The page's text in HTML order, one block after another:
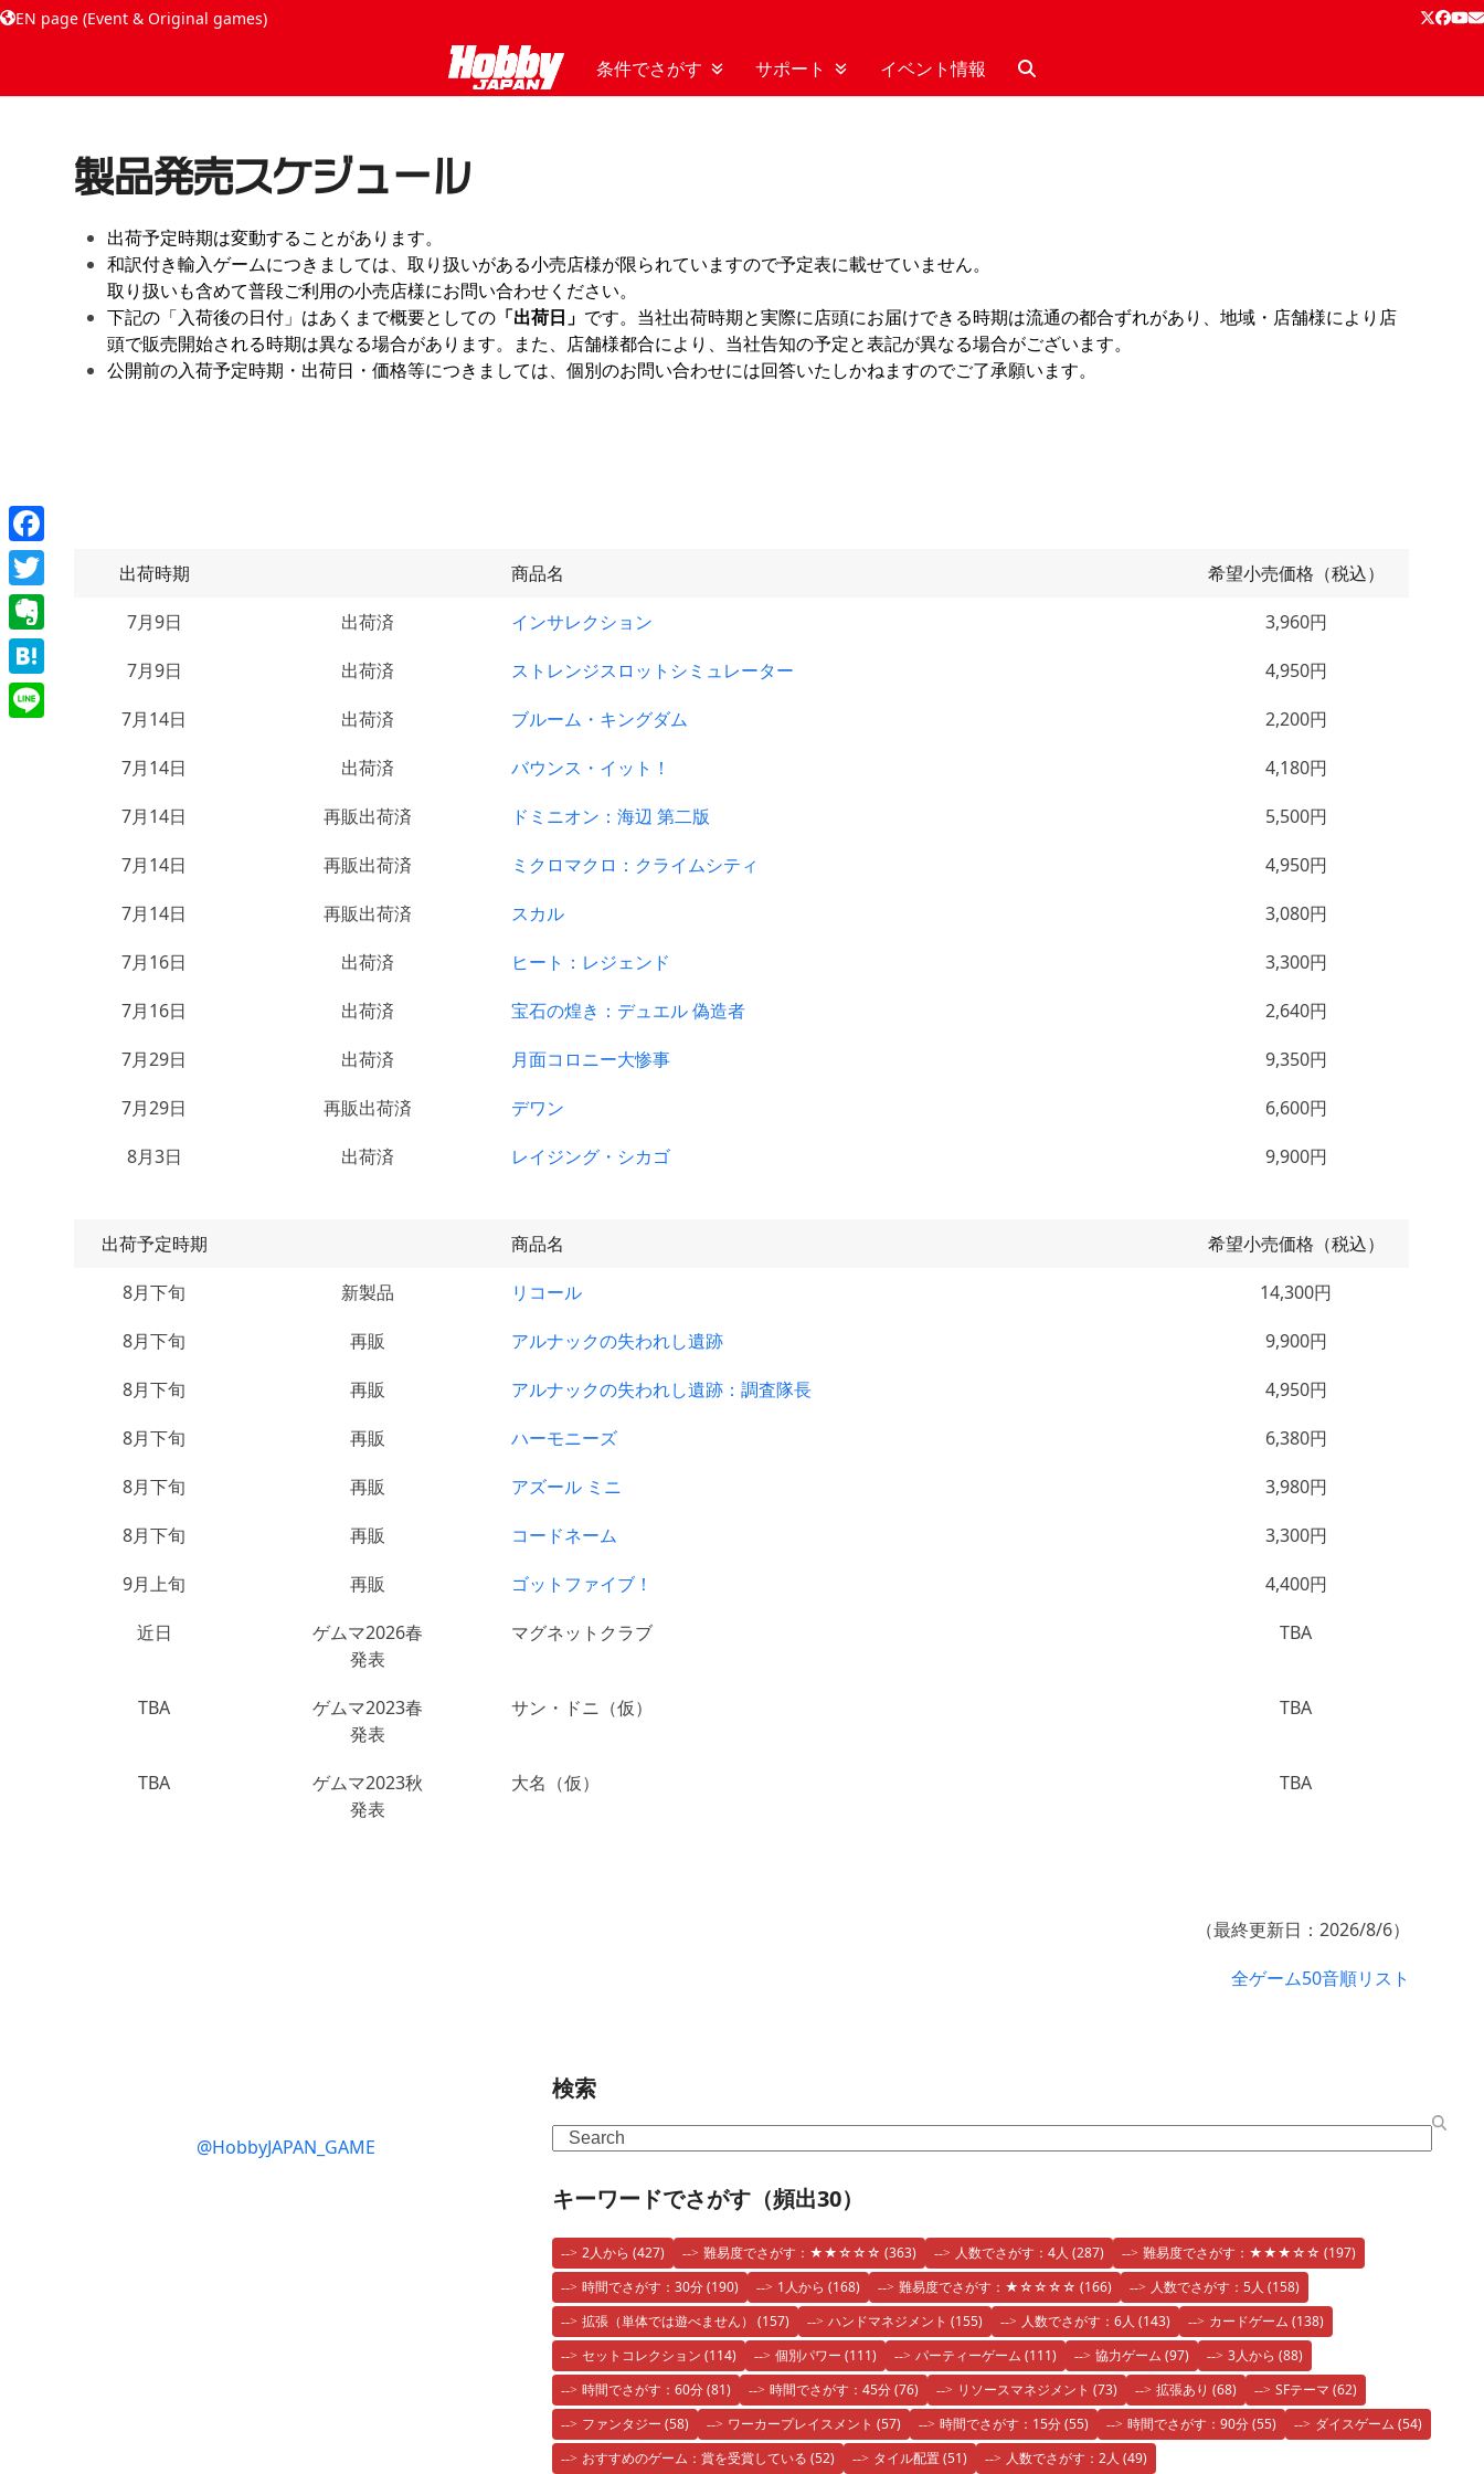
EN page (Event & Original games) Twitter
条件でさがす サポート イベント情報
製品発売スケジュール
出荷予定時期は変動することがあります。
和訳付き輸入ゲームにつきましては、取り扱いがある小売店様が限られていますので予定表に載せていません。
取り扱いも含めて普段ご利用の小売店様にお問い合わせください。
下記の「入荷後の日付」はあくまで概要としての 「出荷日」 です。当社出荷時期と実際に店頭にお届けできる時期は流通の都合ずれがあり、地域・店舗様により店
頭で販売開始される時期は異なる場合があります。また、店舗様都合により、当社告知の予定と表記が異なる場合がございます。
公開前の入荷予定時期・出荷日・価格等につきましては、個別のお問い合わせには回答いたしかねますのでご了承願います。
出荷時期 商品名
希望小売価格（税込）
7月9日
出荷済 インサレクション
3,960円
7月9日
出荷済 ストレンジスロットシミュレーター
4,950円
7月14日
出荷済 ブルーム・キングダム
2,200円
7月14日
出荷済 バウンス・イット！
4,180円
7月14日
再販出荷済 ドミニオン：海辺 第二版
5,500円
7月14日
再販出荷済 ミクロマクロ：クライムシティ
4,950円
7月14日
再販出荷済 スカル
3,080円
7月16日
出荷済 ヒート：レジェンド
3,300円
7月16日
出荷済 宝石の煌き：デュエル 偽造者
2,640円
7月29日
出荷済 月面コロニー大惨事
9,350円
7月29日
再販出荷済 デワン
6,600円
8月3日
出荷済 レイジング・シカゴ 9,900円
出荷予定時期 商品名
希望小売価格（税込）
8月下旬
新製品 リコール
14,300円
8月下旬
再販 アルナックの失われし遺跡
9,900円
8月下旬
再販 アルナックの失われし遺跡：調査隊長
4,950円
8月下旬
再販 ハーモニーズ
6,380円
8月下旬
再販 アズール ミニ
3,980円
8月下旬
再販 コードネーム
3,300円
9月上旬
再販 ゴットファイブ！
4,400円
近日
ゲムマ2026春
発表
マグネットクラブ TBA
TBA
ゲムマ2023春
発表
サン・ドニ（仮） TBA
TBA
ゲムマ2023秋
発表
大名（仮） TBA
（最終更新日：2026/8/6）
全ゲーム50音順リスト
@HobbyJAPAN_GAME
検索
Search
キーワードでさがす（頻出30）
2人から (427) 難易度でさがす：★★☆☆☆ (363) 人数でさがす：4人 (287) 難易度でさがす：★★★☆☆ (197)
時間でさがす：30分(190) 1人から (168) 難易度でさがす：★☆☆☆☆ (166) 人数でさがす：5人 (158)
拡張（単体では遊べません） (157) ハンドマネジメント (155) 人数でさがす：6人 (143) カードゲーム (138)
セットコレクション (114) 個別パワー (111) パーティーゲーム (111) 協力ゲーム (97) 3人から (88)
時間でさがす：60分(81) 時間でさがす：45分(76) リソースマネジメント (73) 拡張あり (68) SFテーマ (62)
ファンタジー (58) ワーカープレイスメント (57) 時間でさがす：15分(55) 時間でさがす：90分(55) ダイスゲーム (54)
おすすめのゲーム：賞を受賞している (52) タイル配置(51) 人数でさがす：2人 (49)
Facebook
Twitter
Evernote
Hatena